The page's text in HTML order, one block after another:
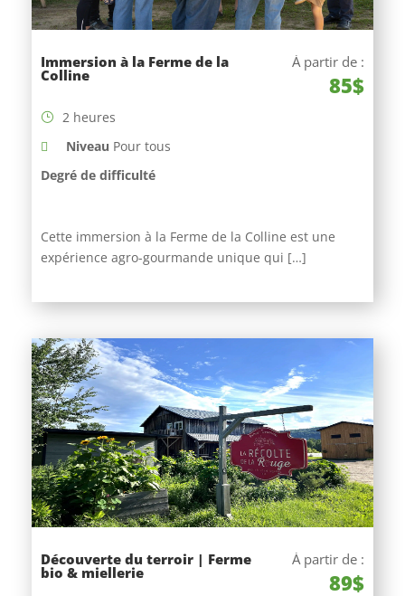
Immersion à la Ferme de la
Colline
À partir de :
85$
2 heures
Niveau Pour tous
Degré de difficulté
Cette immersion à la Ferme de la Colline est une
expérience agro-gourmande unique qui […]
Découverte du terroir | Ferme
bio & miellerie
À partir de :
89$